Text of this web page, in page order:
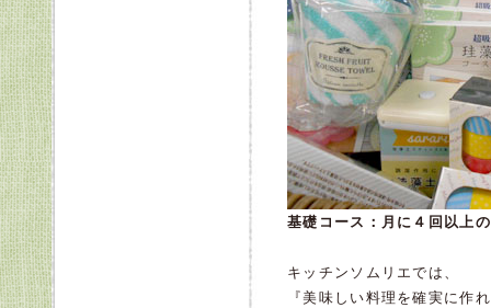
基礎コース：月に４回以上
キッチンソムリエでは、
『美味しい料理を確実に作